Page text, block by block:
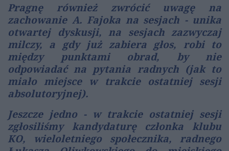
Pragnę również zwrócić uwagę na
zachowanie A. Fajoka na sesjach - unika
otwartej dyskusji, na sesjach zazwyczaj
milczy, a gdy już zabiera głos, robi to
między punktami obrad, by nie
odpowiadać na pytania radnych (jak to
miało miejsce w trakcie ostatniej sesji
absolutoryjnej).
Jeszcze jedno - w trakcie ostatniej sesji
zgłosiliśmy kandydaturę członka klubu
KO, wieloletniego społecznika, radnego